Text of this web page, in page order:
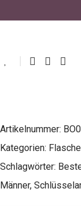
Artikelnummer:
Kategorien:
Schlagwörter:
Männer,